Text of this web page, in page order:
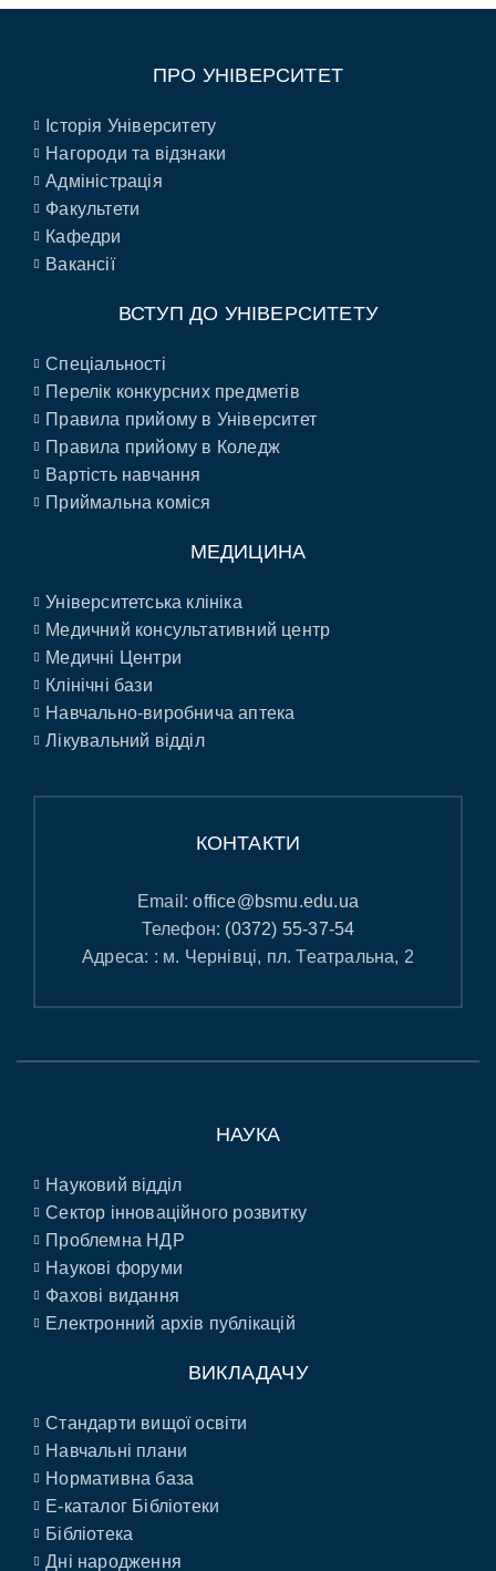
ПРО УНІВЕРСИТЕТ
Історія Університету
Нагороди та відзнаки
Адміністрація
Факультети
Кафедри
Вакансії
ВСТУП ДО УНІВЕРСИТЕТУ
Спеціальності
Перелік конкурсних предметів
Правила прийому в Університет
Правила прийому в Коледж
Вартість навчання
Приймальна коміся
МЕДИЦИНА
Університетська клініка
Медичний консультативний центр
Медичні Центри
Клінічні бази
Навчально-виробнича аптека
Лікувальний відділ
КОНТАКТИ
Email:office@bsmu.edu.ua
Телефон: (0372) 55-37-54
Адреса: : м. Чернівці, пл. Театральна, 2
НАУКА
Науковий відділ
Сектор інноваційного розвитку
Проблемна НДР
Наукові форуми
Фахові видання
Електронний архів публікацій
ВИКЛАДАЧУ
Стандарти вищої освіти
Навчальні плани
Нормативна база
E-каталог Бібліотеки
Бібліотека
Дні народження